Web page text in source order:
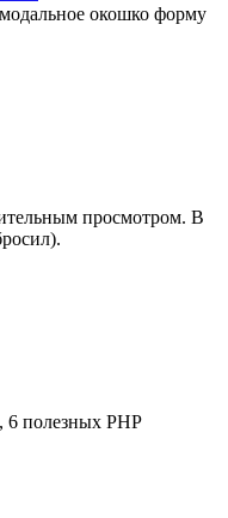
окошко форму
просмотром. В
6 полезных PHP